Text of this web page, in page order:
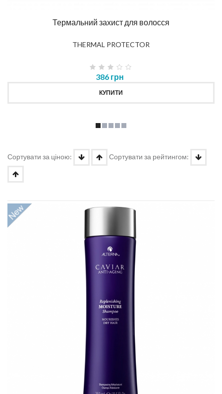
Термальний захист для волосся
THERMAL PROTECTOR
386 грн
КУПИТИ
Сортувати за ціною: Сортувати за рейтингом: